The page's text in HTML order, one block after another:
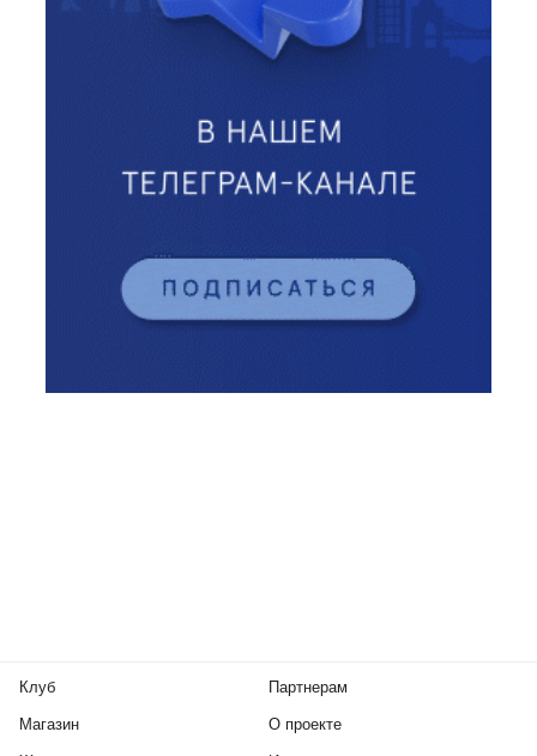
Клуб
Магазин
Партнерам
О проекте